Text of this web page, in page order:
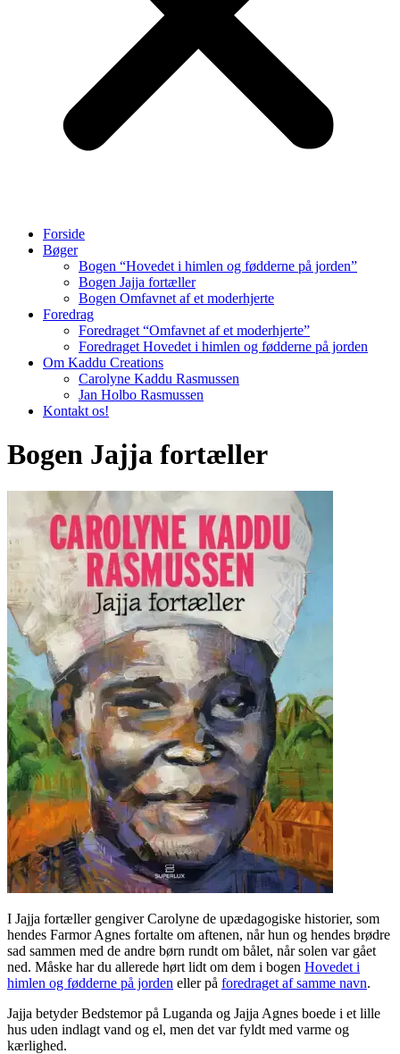
Forside
Bøger
Bogen “Hovedet i himlen og fødderne på jorden”
Bogen Jajja fortæller
Bogen Omfavnet af et moderhjerte
Foredrag
Foredraget “Omfavnet af et moderhjerte”
Foredraget Hovedet i himlen og fødderne på jorden
Om Kaddu Creations
Carolyne Kaddu Rasmussen
Jan Holbo Rasmussen
Kontakt os!
Bogen Jajja fortæller
I Jajja fortæller gengiver Carolyne de upædagogiske historier, som
hendes Farmor Agnes fortalte om aftenen, når hun og hendes brødre
sad sammen med de andre børn rundt om bålet, når solen var gået
ned. Måske har du allerede hørt lidt om dem i bogen Hovedet i
himlen og fødderne på jorden eller på foredraget af samme navn.
Jajja betyder Bedstemor på Luganda og Jajja Agnes boede i et lille
hus uden indlagt vand og el, men det var fyldt med varme og
kærlighed.